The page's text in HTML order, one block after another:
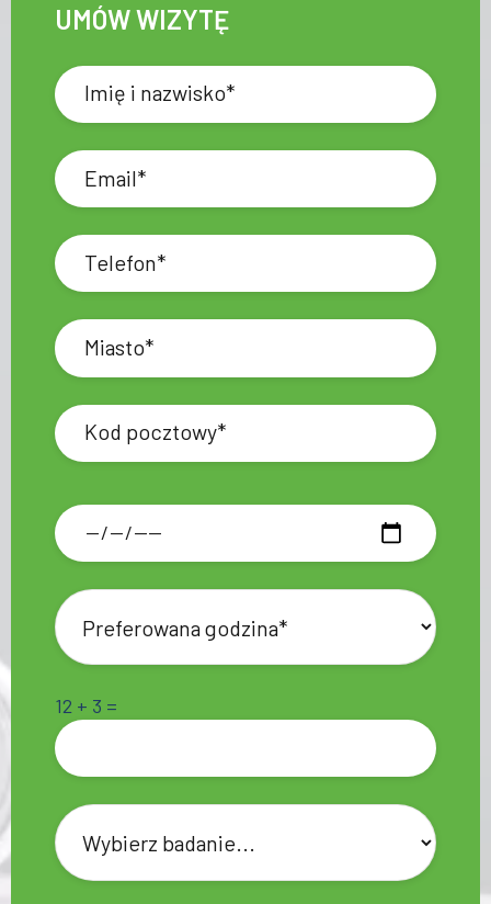
UMÓW WIZYTĘ
12 + 3 =